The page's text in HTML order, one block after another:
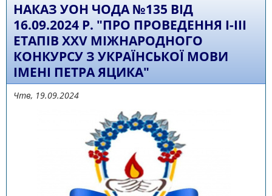
НАКАЗ УОН ЧОДА №135 ВІД
16.09.2024 Р. "ПРО ПРОВЕДЕННЯ І-ІІІ
ЕТАПІВ ХХV МІЖНАРОДНОГО
КОНКУРСУ З УКРАЇНСЬКОЇ МОВИ
ІМЕНІ ПЕТРА ЯЦИКА"
Чтв, 19.09.2024